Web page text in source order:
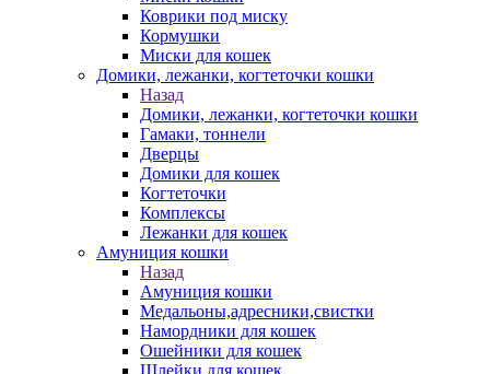
Коврики под миску
Кормушки
Миски для кошек
Домики, лежанки, когтеточки кошки
Назад
Домики, лежанки, когтеточки кошки
Гамаки, тоннели
Дверцы
Домики для кошек
Когтеточки
Комплексы
Лежанки для кошек
Амуниция кошки
Назад
Амуниция кошки
Медальоны,адресники,свистки
Намордники для кошек
Ошейники для кошек
Шлейки для кошек